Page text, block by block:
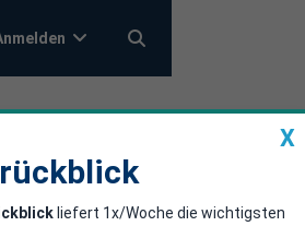
X
liefert 1x/Woche die wichtigsten